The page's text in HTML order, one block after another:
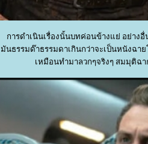
การดำเนินเรื่องนั้นบทค่อนข้างแย่ อย่าง
มันธรรมด๊าธรรมดาเกินกว่าจะเป็นหนังฉา
เหมือนทำมาลวกๆจริงๆ สมมุติฉ